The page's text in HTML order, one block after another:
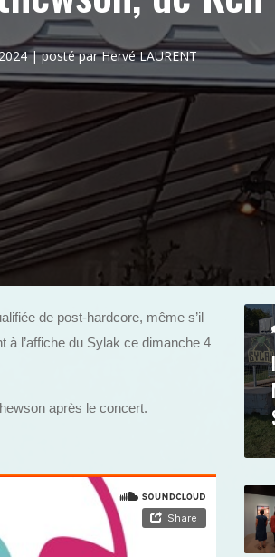
| posté par Hervé LAURENT
de post-hardcore, même s’il
à l’affiche du Sylak ce dimanche 4
après le concert.